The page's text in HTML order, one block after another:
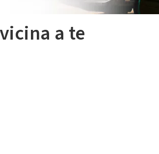
a te